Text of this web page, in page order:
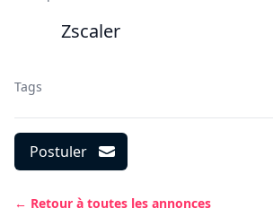
Zscaler
Tags
Postuler
← Retour à toutes les annonces